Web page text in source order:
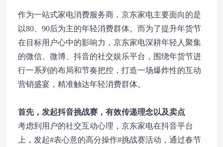
作为一站式家电消费服务商，京东家电主要面向的是
以80、90后为主的年轻消费群体。而为了提升年货节
在目标用户心中的影响力，京东家电深耕年轻人聚集
的微信、微博、抖音的社交娱乐平台，围绕年货节进
行一系列的布局和节奏把控，打造一场爆炸性的互动
营销盛宴，精准触达年轻消费群体。
首先，发起抖音挑战赛，有效传递理念以及卖点
考虑到用户的社交互动心理，京东家电在抖音平台
上，发起#表心意的高分操作#挑战赛活动，通过春节